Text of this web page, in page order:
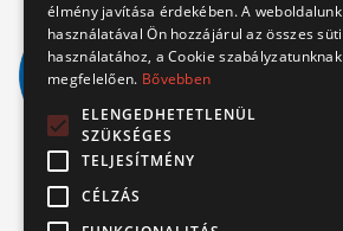
élmény javítása érdekében. A weboldalunk
használatával Ön hozzájárul az összes süti
használatához, a Cookie szabályzatunknak
megfelelően. Bővebben
ELENGEDHETETLENÜL
SZÜKSÉGES
TELJESÍTMÉNY
CÉLZÁS